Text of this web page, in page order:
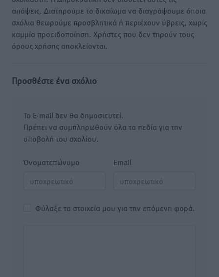
απόψεις. Διατηρούμε το δικαίωμα να διαγράψουμε όποια
σχόλια θεωρούμε προσβλητικά ή περιέχουν ύβρεις, χωρίς
καμμία προειδοποίηση. Χρήστες που δεν τηρούν τους
όρους χρήσης αποκλείονται.
Προσθέστε ένα σχόλιο
Το E-mail δεν θα δημοσιευτεί.
Πρέπει να συμπληρωθούν όλα τα πεδία για την
υποβολή του σχολίου.
Όνοματεπώνυμο Email
Φύλαξε τα στοιχεία μου για την επόμενη φορά.